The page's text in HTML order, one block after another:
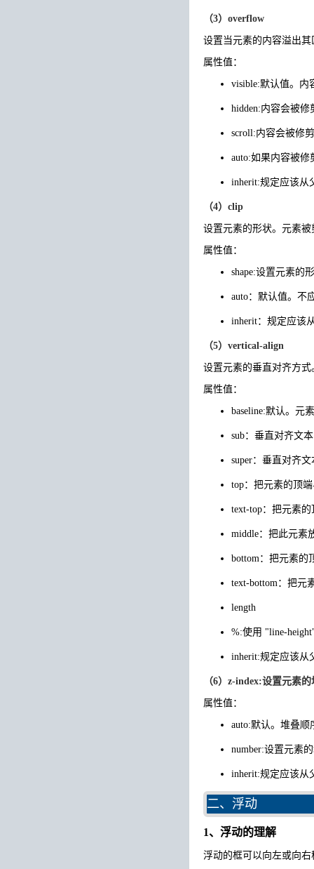
（3）overflow
设置当元素的内容溢出
属性值：
visible:默认值。内
hidden:内容会被
scroll:内容会被修
auto:如果内容被
inherit:规定应该从
（4）clip
设置元素的形状。元素
属性值：
shape:设置元素的
auto：默认值。不
inherit：规定应该
（5）vertical-align
设置元素的垂直对齐方式
属性值：
baseline:默认。元
sub：垂直对齐文
super：垂直对齐
top：把元素的顶
text-top：把元素
middle：把此元素
bottom：把元素的
text-bottom：把元
length
%:使用 "line-
inherit:规定应该从
（6）z-index:设置元素
属性值：
auto:默认。堆叠
number:设置元素
inherit:规定应该从
二、浮动
1、浮动的理解
浮动的框可以向左或向